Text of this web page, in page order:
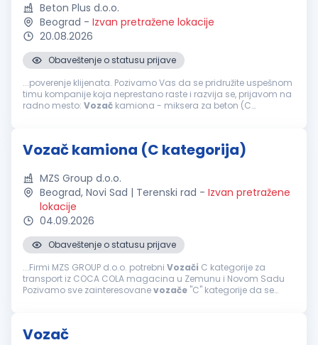
Beton Plus d.o.o.
Beograd - Izvan pretražene lokacije
20.08.2026
Obaveštenje o statusu prijave
...poverenje klijenata. Pozivamo Vas da se pridružite uspešnom
timu kompanije koja neprestano raste i razvija se, prijavom na
radno mesto: Vozač kamiona - miksera za beton (C
Vozač kamiona (C kategorija)
MZS Group d.o.o.
Beograd, Novi Sad | Terenski rad - Izvan pretražene
lokacije
04.09.2026
Obaveštenje o statusu prijave
...Firmi MZS GROUP d.o.o. potrebni Vozači C kategorije za
transport iz COCA COLA magacina u Zemunu i Novom Sadu
Pozivamo sve zainteresovanevozače "C" kategorije da se
Vozač